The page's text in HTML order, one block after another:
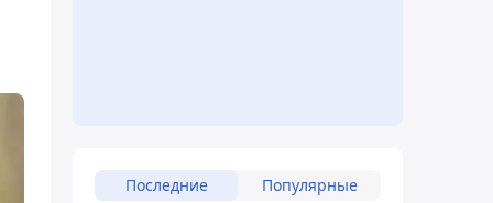
Последние Популярные